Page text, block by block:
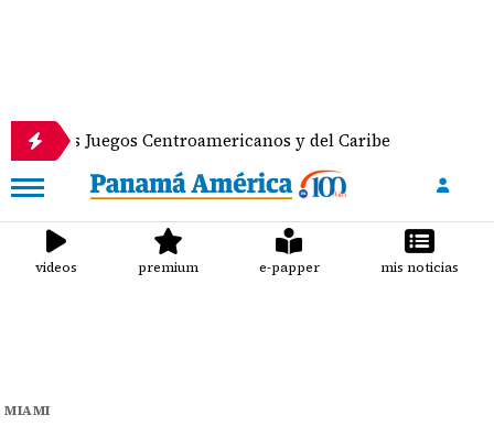
Centroamericanos y del Caribe
videos premium e-papper mis noticias
MIAMI